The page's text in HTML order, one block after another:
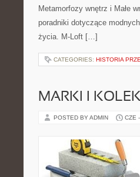
Metamorfozy wnętrz i Małe
poradniki dotyczące
życia. M-Loft […]
CATEGORIES: HISTORIA
MARKI I
POSTED BY ADMIN CZE